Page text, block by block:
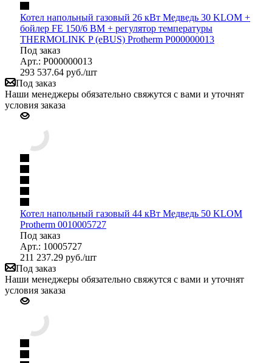
Котел напольный газовый 26 кВт Медведь 30 KLOM +
бойлер FE 150/6 BM + регулятор температуры
THERMOLINK P (eBUS) Protherm P000000013
Под заказ
Арт.: P000000013
293 537.64 руб./шт
Под заказ
Наши менеджеры обязательно свяжутся с вами и уточнят
условия заказа
Котел напольный газовый 44 кВт Медведь 50 KLOM
Protherm 0010005727
Под заказ
Арт.: 10005727
211 237.29 руб./шт
Под заказ
Наши менеджеры обязательно свяжутся с вами и уточнят
условия заказа